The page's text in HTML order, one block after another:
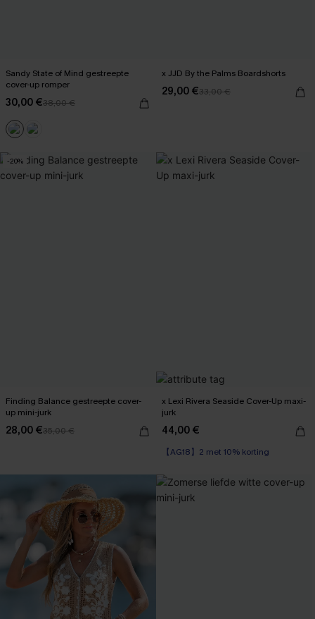
Sandy State of Mind gestreepte
cover-up romper
30,00 €38,00 €
x JJD By the Palms Boardshorts
29,00 €33,00 €
-20%
Finding Balance gestreepte cover-
up mini-jurk
28,00 €35,00 €
x Lexi Rivera Seaside Cover-Up maxi-
jurk
44,00 €
【AG18】2 met 10% korting